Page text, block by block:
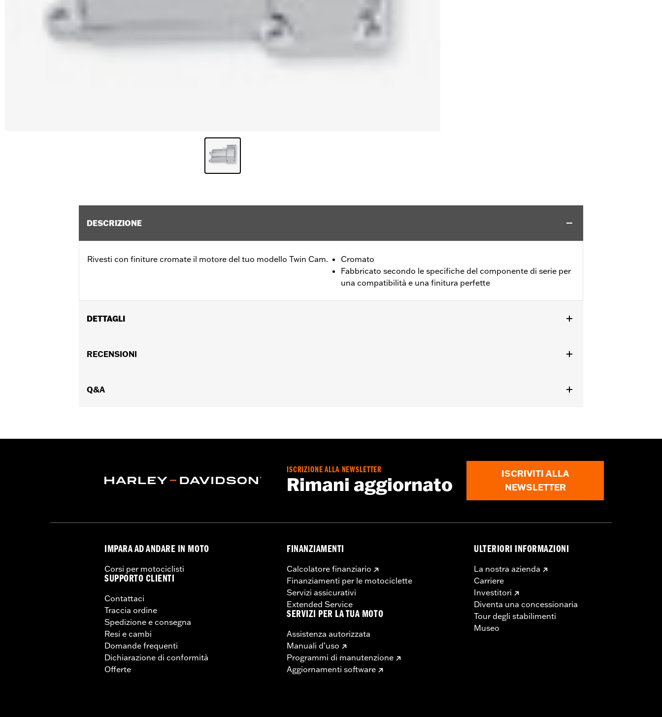
DESCRIZIONE
Rivesti con finiture cromate il motore del tuo modello Twin Cam.
Cromato
Fabbricato secondo le specifiche del componente di serie per
una compatibilità e una finitura perfette
DETTAGLI
Venduti singolarmente:
un concessionario.
RECENSIONI
Q&A
ISCRIZIONE ALLA NEWSLETTER
Rimani aggiornato
ISCRIVITI ALLA
NEWSLETTER
IMPARA AD ANDARE IN MOTO
Corsi per motociclisti
SUPPORTO CLIENTI
Contattaci
Traccia ordine
Spedizione e consegna
Resi e cambi
Domande frequenti
Dichiarazione di conformità
Offerte
FINANZIAMENTI
Calcolatore finanziario
Finanziamenti per le motociclette
Servizi assicurativi
Extended Service
SERVIZI PER LA TUA MOTO
Assistenza autorizzata
Manuali d’uso
Programmi di manutenzione
Aggiornamenti software
ULTERIORI INFORMAZIONI
La nostra azienda
Carriere
Investitori
Diventa una concessionaria
Tour degli stabilimenti
Museo